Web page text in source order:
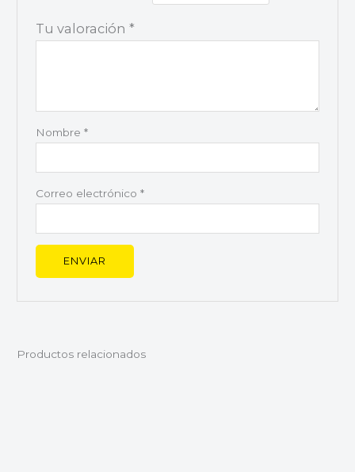
Tu valoración *
Nombre *
Correo electrónico *
Productos relacionados